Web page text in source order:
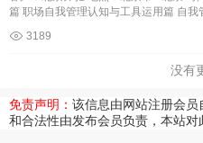
篇 职场自我管理认知与工具运用篇 自我
3189
没有
免责声明： 该信息由网站注册会
和合法性由发布会员负责，本站对